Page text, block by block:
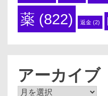
薬 (822) 返金 (2)
アーカイブ
ア